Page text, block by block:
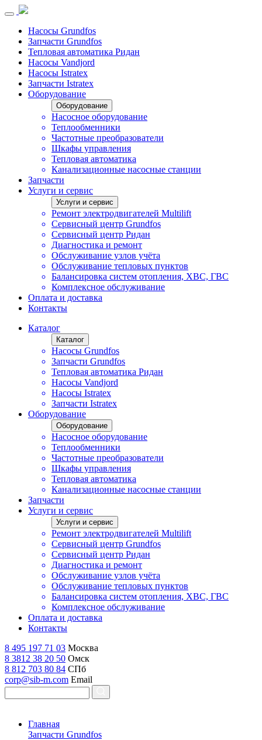
Насосы Grundfos
Запчасти Grundfos
Тепловая автоматика Ридан
Насосы Vandjord
Насосы Istratex
Запчасти Istratex
Оборудование
Оборудование
Насосное оборудование
Теплообменники
Частотные преобразователи
Шкафы управления
Тепловая автоматика
Канализационные насосные станции
Запчасти
Услуги и сервис
Услуги и сервис
Ремонт электродвигателей Multilift
Сервисный центр Grundfos
Сервисный центр Ридан
Диагностика и ремонт
Обслуживание узлов учёта
Обслуживание тепловых пунктов
Балансировка систем отопления, ХВС, ГВС
Комплексное обслуживание
Оплата и доставка
Контакты
Каталог
Каталог
Насосы Grundfos
Запчасти Grundfos
Тепловая автоматика Ридан
Насосы Vandjord
Насосы Istratex
Запчасти Istratex
Оборудование
Оборудование
Насосное оборудование
Теплообменники
Частотные преобразователи
Шкафы управления
Тепловая автоматика
Канализационные насосные станции
Запчасти
Услуги и сервис
Услуги и сервис
Ремонт электродвигателей Multilift
Сервисный центр Grundfos
Сервисный центр Ридан
Диагностика и ремонт
Обслуживание узлов учёта
Обслуживание тепловых пунктов
Балансировка систем отопления, ХВС, ГВС
Комплексное обслуживание
Оплата и доставка
Контакты
8 495 197 71 03 Москва
8 3812 38 20 50 Омск
8 812 703 80 84 СПб
corp@sib-m.com Email
Главная
Запчасти Grundfos